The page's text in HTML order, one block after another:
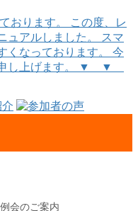
おります。 この度、レ
ュアルしました。 スマ
くなっております。 今
申し上げます。 ▼ ▼
例会のご案内